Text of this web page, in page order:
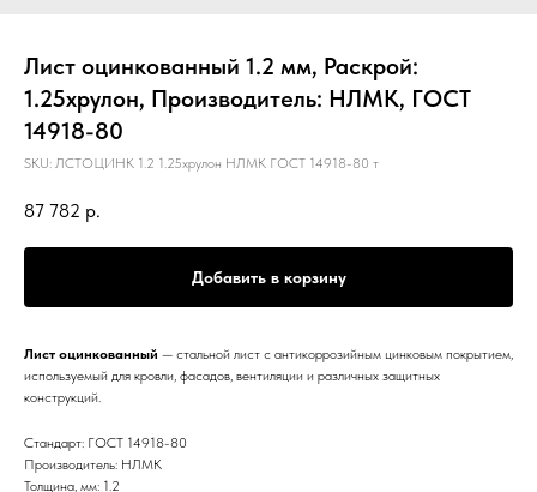
Лист оцинкованный 1.2 мм, Раскрой:
1.25хрулон, Производитель: НЛМК, ГОСТ
14918-80
SKU: ЛСТОЦИНК 1.2 1.25хрулон НЛМК ГОСТ 14918-80 т
87 782 р.
Добавить в корзину
Лист оцинкованный — стальной лист с антикоррозийным цинковым покрытием,
используемый для кровли, фасадов, вентиляции и различных защитных
конструкций.
Стандарт: ГОСТ 14918-80
Производитель: НЛМК
Толщина, мм: 1.2